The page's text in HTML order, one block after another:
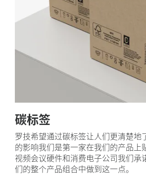
碳标签
罗技希望通过碳标签让人们更清楚地
的影响我们是第一家在我们的产品上
视频会议硬件和消费电子公司我们承
们的整个产品组合中做到这一点。